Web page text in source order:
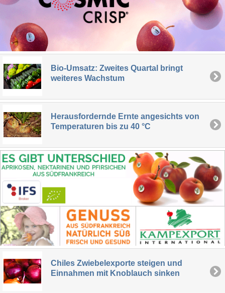
Bio-Umsatz: Zweites Quartal bringt
weiteres Wachstum
Herausfordernde Ernte angesichts von
Temperaturen bis zu 40 °C
Chiles Zwiebelexporte steigen und
Einnahmen mit Knoblauch sinken